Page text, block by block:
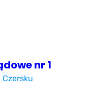
nr 1